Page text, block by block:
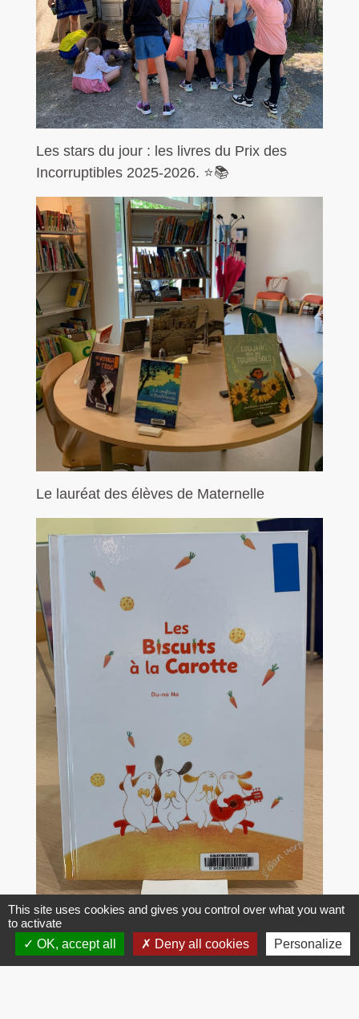
Les stars du jour : les livres du Prix des
Incorruptibles 2025-2026. ⭐📚
Le lauréat des élèves de Maternelle
Le lauréat des élèves de CE1
This site uses cookies and gives you control over what you want
to activate
OK, accept all
Deny all cookies Personalize